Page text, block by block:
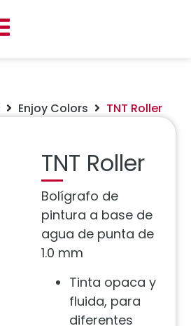
Enjoy Colors TNT Roller
TNT Roller
Bolígrafo de
pintura a base de
agua de punta de
1.0 mm
Tinta opaca y
fluida, para
diferentes